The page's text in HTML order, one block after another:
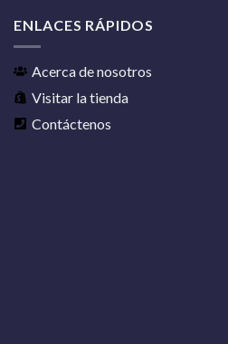
ENLACES RÁPIDOS
Acerca de nosotros
Visitar la tienda
Contáctenos